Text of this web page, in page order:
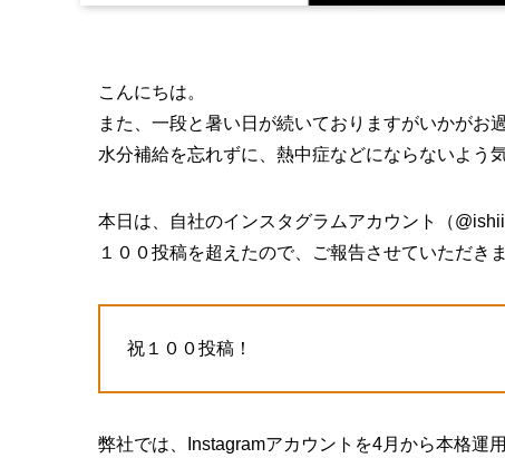
こんにちは。
また、一段と暑い日が続いておりますがいかがお
水分補給を忘れずに、熱中症などにならないよう
本日は、自社のインスタグラムアカウント（
１００投稿を超えたので、ご報告させていただき
祝１００投稿！
弊社では、Instagramアカウントを4月から本格運